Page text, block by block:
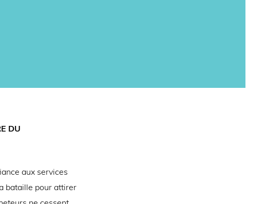
DU
aux services
bataille pour attirer